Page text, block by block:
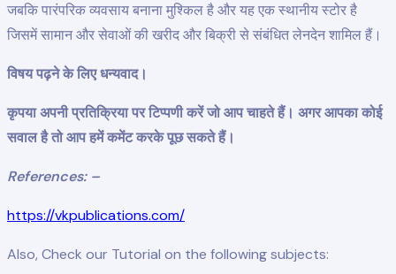
जबकि पारंपरिक व्यवसाय बनाना मुश्किल है और यह एक स्थानीय स्टोर है
जिसमें सामान और सेवाओं की खरीद और बिक्री से संबंधित लेनदेन शामिल हैं।
विषय पढ़ने के लिए धन्यवाद।
कृपया अपनी प्रतिक्रिया पर टिप्पणी करें जो आप चाहते हैं। अगर आपका कोई
सवाल है तो आप हमें कमेंट करके पूछ सकते हैं।
References: –
https://vkpublications.com/
Also, Check our Tutorial on the following subjects: